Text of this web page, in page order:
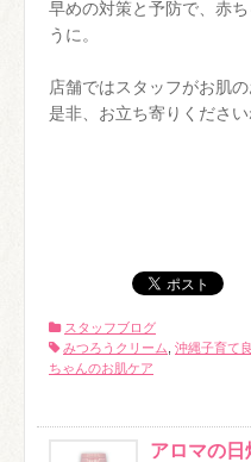
早めの対策と予防で、赤
うに。
店舗ではスタッフがお肌
是非、お立ち寄りください
スタッフブログ
みつろうクリーム 沖縄子育て
ちゃんのお肌ケア
アロマの